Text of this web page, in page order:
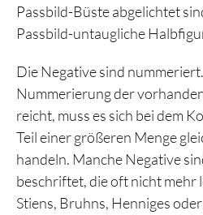
Passbild-Büste abgelichtet
Passbild-untaugliche
Die Negative sind
Nummerierung der
reicht, muss es sich bei dem
Teil einer größeren Menge
handeln. Manche Negative
beschriftet, die oft nicht mehr
Stiens, Bruhns, Henniges